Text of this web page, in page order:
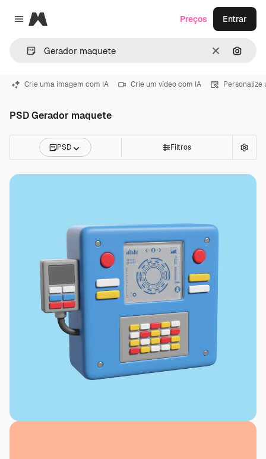
Close menu
Magnific
Limpar
Preços Entrar
Crie uma imagem com IA Crie um vídeo com IA Personalize
PSD Gerador maquete
PSD Filtros